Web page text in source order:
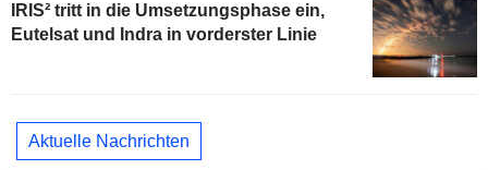
IRIS² tritt in die Umsetzungsphase ein,
Eutelsat und Indra in vorderster Linie
Aktuelle Nachrichten